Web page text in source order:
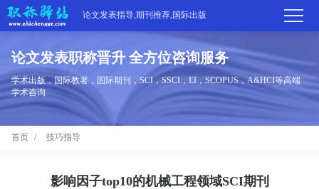
论文发表指导,期刊推荐,国际出版
首
页
学
论文发表职称晋升 全方位咨询服务
学术出版，国际教著，国际期刊，SCI，SSCI，EI，SCOPUS，A&HCI等高端
学术咨询
首页 技巧指导
影响因子top10的机械工程领域SCI期刊